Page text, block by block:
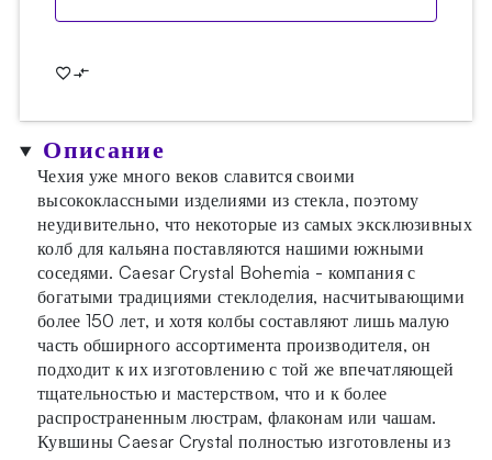
Описание
Чехия уже много веков славится своими
высококлассными изделиями из стекла, поэтому
неудивительно, что некоторые из самых эксклюзивных
колб для кальяна поставляются нашими южными
соседями. Caesar Crystal Bohemia - компания с
богатыми традициями стеклоделия, насчитывающими
более 150 лет, и хотя колбы составляют лишь малую
часть обширного ассортимента производителя, он
подходит к их изготовлению с той же впечатляющей
тщательностью и мастерством, что и к более
распространенным люстрам, флаконам или чашам.
Кувшины Caesar Crystal полностью изготовлены из